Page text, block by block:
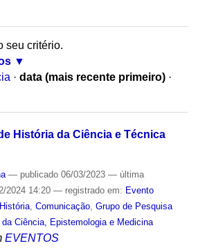
seu critério.
· data (mais recente primeiro) ·
História da Ciência e Técnica
— publicado06/03/2023 — última
2024 14:20 — registrado em: Evento
História, Comunicação, Grupo de Pesquisa
Ciência, Epistemologia e Medicina
EVENTOS